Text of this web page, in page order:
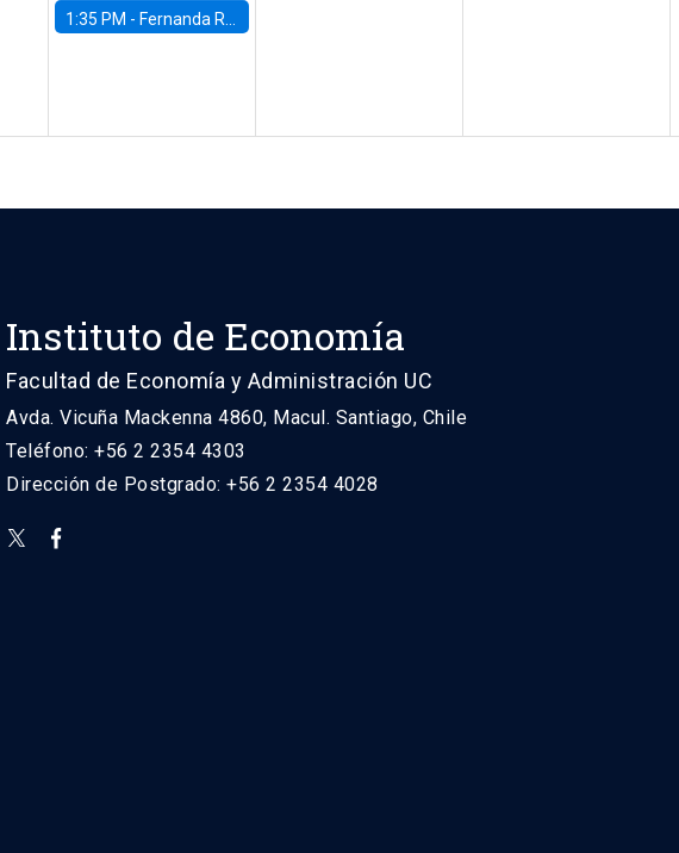
1:35 PM - Fernanda Rojas Ampuero, University of Wisconsin-Madison
Instituto de Economía
Facultad de Economía y Administración UC
Avda. Vicuña Mackenna 4860, Macul. Santiago, Chile
Teléfono: +56 2 2354 4303
Dirección de Postgrado: +56 2 2354 4028